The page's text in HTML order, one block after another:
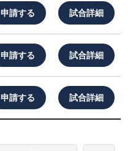
申請する 試合詳細
申請する 試合詳細
申請する 試合詳細